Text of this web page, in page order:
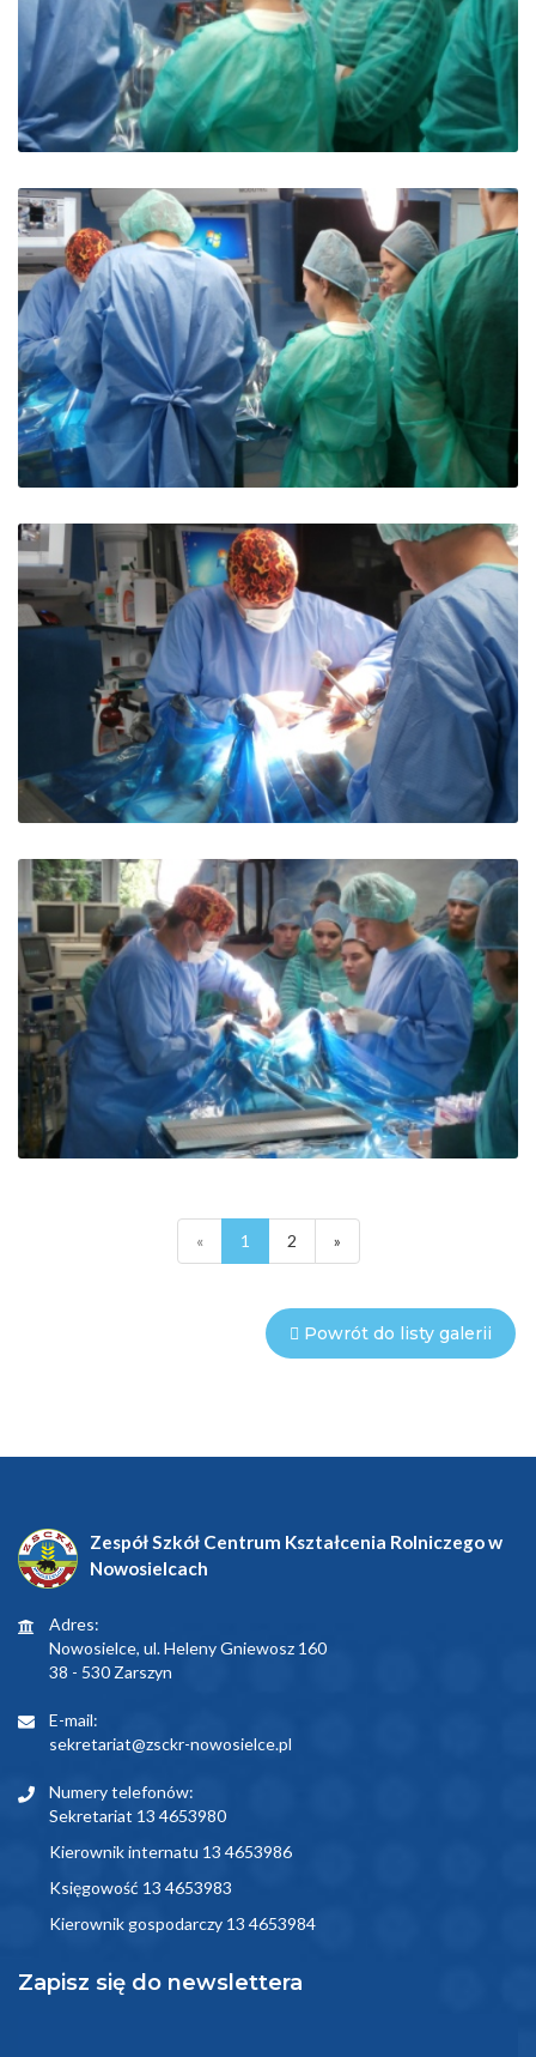
« 1 2 »
Powrót do listy galerii
Zespół Szkół Centrum Kształcenia Rolniczego w
Nowosielcach
Adres:
Nowosielce, ul. Heleny Gniewosz 160
38 - 530 Zarszyn
E-mail:
sekretariat@zsckr-nowosielce.pl
Numery telefonów:
Sekretariat 13 4653980
Kierownik internatu 13 4653986
Księgowość 13 4653983
Kierownik gospodarczy 13 4653984
Zapisz się do newslettera